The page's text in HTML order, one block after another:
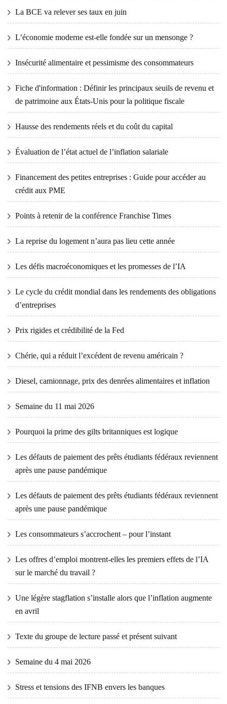
La BCE va relever ses taux en juin
L’économie moderne est-elle fondée sur un mensonge ?
Insécurité alimentaire et pessimisme des consommateurs
Fiche d'information : Définir les principaux seuils de revenu et
de patrimoine aux États-Unis pour la politique fiscale
Hausse des rendements réels et du coût du capital
Évaluation de l’état actuel de l’inflation salariale
Financement des petites entreprises : Guide pour accéder au
crédit aux PME
Points à retenir de la conférence Franchise Times
La reprise du logement n’aura pas lieu cette année
Les défis macroéconomiques et les promesses de l’IA
Le cycle du crédit mondial dans les rendements des obligations
d’entreprises
Prix ​​​​rigides et crédibilité de la Fed
Chérie, qui a réduit l’excédent de revenu américain ?
Diesel, camionnage, prix des denrées alimentaires et inflation
Semaine du 11 mai 2026
Pourquoi la prime des gilts britanniques est logique
Les défauts de paiement des prêts étudiants fédéraux reviennent
après une pause pandémique
Les défauts de paiement des prêts étudiants fédéraux reviennent
après une pause pandémique
Les consommateurs s’accrochent – ​​pour l’instant
Les offres d’emploi montrent-elles les premiers effets de l’IA
sur le marché du travail ?
Une légère stagflation s’installe alors que l’inflation augmente
en avril
Texte du groupe de lecture passé et présent suivant
Semaine du 4 mai 2026
Stress et tensions des IFNB envers les banques